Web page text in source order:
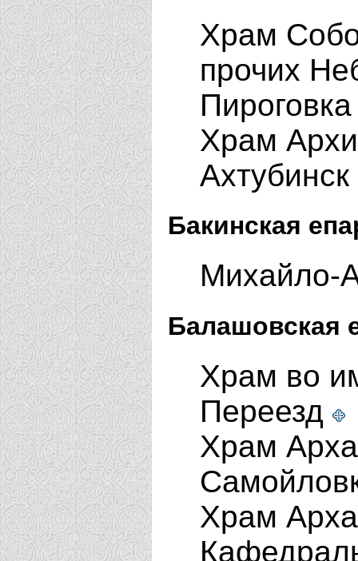
Храм
прочих
Храм
Ахтубинск
Бакинская
Михайло-
Балашовская
Храм во
Переезд
Храм
Храм